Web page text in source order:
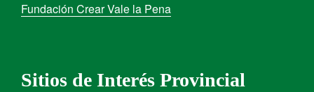
Fundación Crear Vale la Pena
Sitios de Interés Provincial